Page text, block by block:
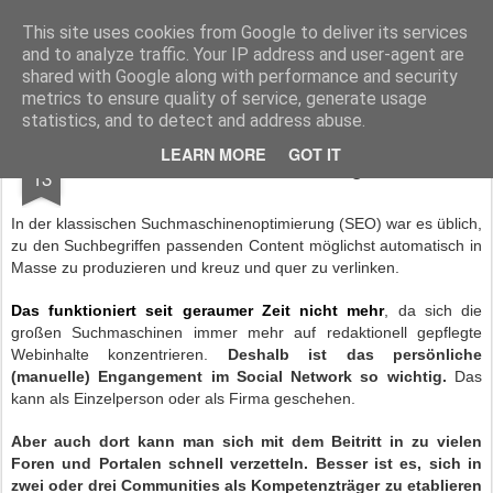
This site uses cookies from Google to deliver its services
and to analyze traffic. Your IP address and user-agent are
shared with Google along with performance and security
metrics to ensure quality of service, generate usage
statistics, and to detect and address abuse.
LEARN MORE GOT IT
BTB concept Media GmbH Presseberichte zu Bundespolitik, Diplomatie, Sicherheitspolitik, Wirtschaft, Fahrzeugtechnik und IT - Pressedienst, Fachartikel, Bildredaktion, O-Ton-Videos
13 Verzettelt im Web 2.0? Weniger ist mehr!
In der klassischen Suchmaschinenoptimierung (SEO) war es üblich,
zu den Suchbegriffen passenden Content möglichst automatisch in
Masse zu produzieren und kreuz und quer zu verlinken.
Das funktioniert seit geraumer Zeit nicht mehr, da sich die
großen Suchmaschinen immer mehr auf redaktionell gepflegte
Webinhalte konzentrieren. Deshalb ist das persönliche
(manuelle) Engangement im Social Network so wichtig. Das
kann als Einzelperson oder als Firma geschehen.
Aber auch dort kann man sich mit dem Beitritt in zu vielen
Foren und Portalen schnell verzetteln. Besser ist es, sich in
zwei oder drei Communities als Kompetenzträger zu etablieren